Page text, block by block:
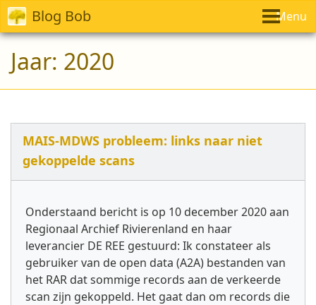
Blog Bob Menu
Jaar: 2020
MAIS-MDWS probleem: links naar niet
gekoppelde scans
Onderstaand bericht is op 10 december 2020 aan
Regionaal Archief Rivierenland en haar
leverancier DE REE gestuurd: Ik constateer als
gebruiker van de open data (A2A) bestanden van
het RAR dat sommige records aan de verkeerde
scan zijn gekoppeld. Het gaat dan om records die